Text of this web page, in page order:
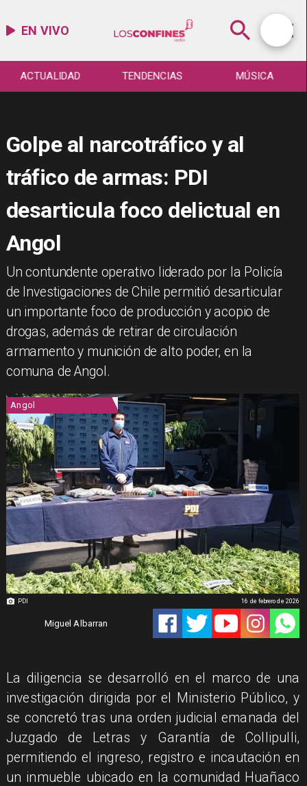
EN VIVO
ACTUALIDAD TENDENCIAS MÚSICA
Golpe al narcotráfico y al
tráfico de armas: PDI
desarticula foco delictual en
Angol
Un contundente operativo liderado por la Policía
de Investigaciones de Chile permitió desarticular
un importante foco de producción y acopio de
drogas, además de retirar de circulación
armamento y munición de alto poder, en la
comuna de Angol.
PDI
Angol
Miguel Albarran
16 de febrero de 2026
​La diligencia se desarrolló en el marco de una
investigación dirigida por el Ministerio Público, y
se concretó tras una orden judicial emanada del
Juzgado de Letras y Garantía de Collipulli,
permitiendo el ingreso, registro e incautación en
un inmueble ubicado en la comunidad Huañaco